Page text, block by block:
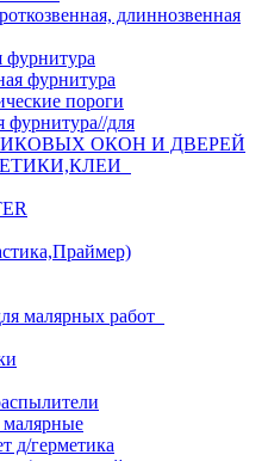
длиннозвенная
фурнитура
фурнитура
пороги
фурнитура//для
ОКОН И ДВЕРЕЙ
малярных работ
д/герметика